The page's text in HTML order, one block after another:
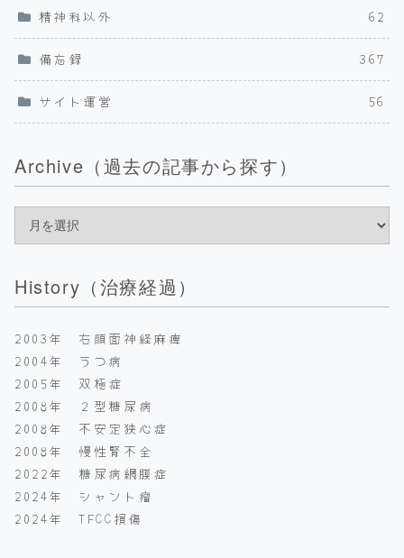
精神科以外 62
備忘録 367
サイト運営 56
Archive（過去の記事から探す）
History（治療経過）
2003年 右顔面神経麻痺
2004年 うつ病
2005年 双極症
2008年 ２型糖尿病
2008年 不安定狭心症
2008年 慢性腎不全
2022年 糖尿病網膜症
2024年 シャント瘤
2024年 TFCC損傷